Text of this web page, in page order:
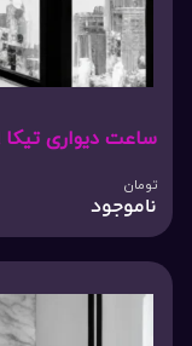
ساعت دیواری تیکا 709
تومان
ناموجود